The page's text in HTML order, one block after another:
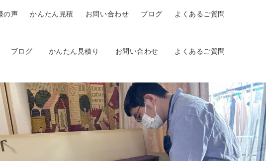
ブログ かんたん見積り お問い合わせ よくあるご質問
の声 かんたん見積 お問い合わせ ブログ よくあるご質問